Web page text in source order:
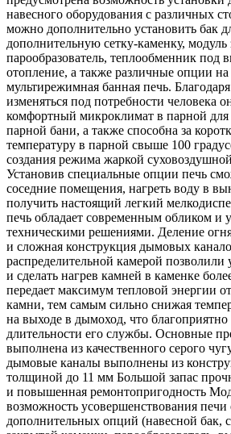
навесного оборудования с различных
можно дополнительно установить бак
дополнительную сетку-каменку,
парообразователь, теплообменник под
отопление, а также различные опции
мультирежимная банная печь.
изменяться под потребности человека
комфортный микроклимат в парной для
парной бани, а также способна за
температуру в парной свыше 100
создания режима жаркой
Установив специальные опции печь
соседние помещения, нагреть воду в
получить настоящий легкий
печь обладает современным обликом и
техническими решениями. Деление
и сложная конструкция дымовых
распределительной камерой
и сделать нагрев камней в каменке
передает максимум тепловой энергии
камни, тем самым сильно снижая
на выходе в дымоход, что благоприятно
длительности его службы. Основные
выполнена из качественного серого
дымовые каналы выполнены из
толщиной до 11 мм Большой запас
и повышенная ремонтопригодность
возможность усовершенствования
дополнительных опций (навесной бак,